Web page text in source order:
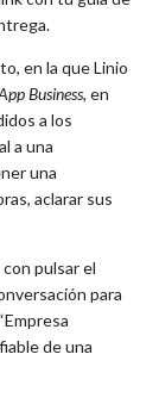
en la que Linio
Business, en
a los
a una
una
aclarar sus
pulsar el
para
de una